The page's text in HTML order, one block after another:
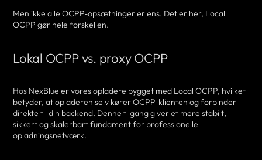
Men ikke alle OCPP-opsætninger er ens. Det er her, Local
OCPP gør hele forskellen.
Lokal OCPP vs. proxy OCPP
Hos NexBlue er vores opladere bygget med Local OCPP, hvilket
betyder, at opladeren selv kører OCPP-klienten og forbinder
direkte til din backend. Denne tilgang giver et mere stabilt,
sikkert og skalerbart fundament for professionelle
opladningsnetværk.